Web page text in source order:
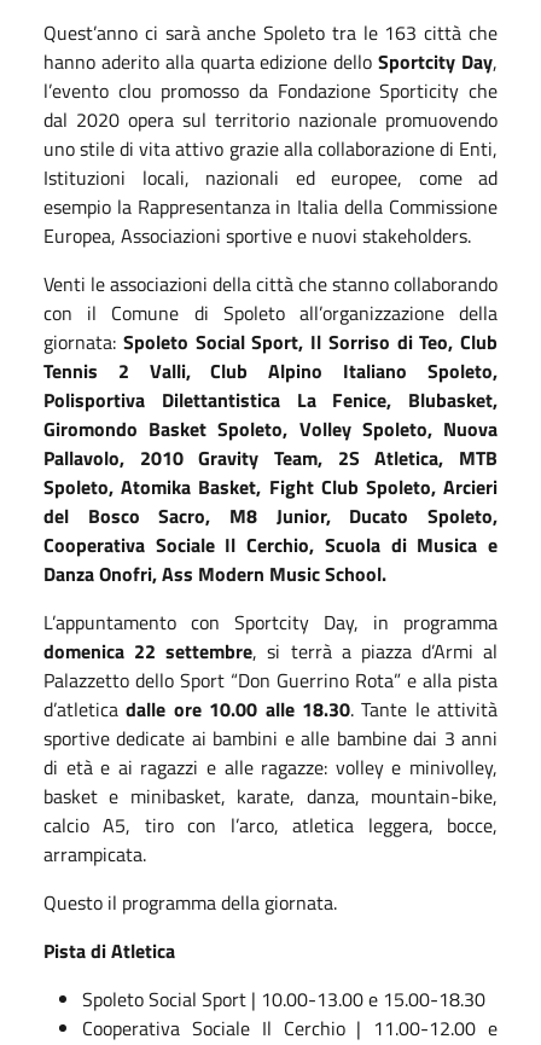
Quest’anno ci sarà anche Spoleto tra le 163 città che
hanno aderito alla quarta edizione delloSportcity Day,
l’evento clou promosso da Fondazione Sporticity che
dal 2020 opera sul territorio nazionale promuovendo
uno stile di vita attivo grazie alla collaborazione di Enti,
Istituzioni locali, nazionali ed europee, come ad
esempio la Rappresentanza in Italia della Commissione
Europea, Associazioni sportive e nuovi stakeholders.
Venti le associazioni della città che stanno collaborando
con il Comune di Spoleto all’organizzazione della
giornata: Spoleto Social Sport, Il Sorriso di Teo, Club
Tennis 2 Valli, Club Alpino Italiano Spoleto,
Polisportiva Dilettantistica La Fenice, Blubasket,
Giromondo Basket Spoleto, Volley Spoleto, Nuova
Pallavolo, 2010 Gravity Team, 2S Atletica, MTB
Spoleto, Atomika Basket, Fight Club Spoleto, Arcieri
del Bosco Sacro, M8 Junior, Ducato Spoleto,
Cooperativa Sociale Il Cerchio, Scuola di Musica e
Danza Onofri, Ass Modern Music School.
L’appuntamento con Sportcity Day, in programma
domenica 22 settembre, si terrà a piazza d’Armi al
Palazzetto dello Sport “Don Guerrino Rota” e alla pista
d’atleticadalle ore 10.00 alle 18.30. Tante le attività
sportive dedicate ai bambini e alle bambine dai 3 anni
di età e ai ragazzi e alle ragazze: volley e minivolley,
basket e minibasket, karate, danza, mountain-bike,
calcio A5, tiro con l’arco, atletica leggera, bocce,
arrampicata.
Questo il programma della giornata.
Pista di Atletica
Spoleto Social Sport | 10.00-13.00 e 15.00-18.30
Cooperativa Sociale Il Cerchio | 11.00-12.00 e